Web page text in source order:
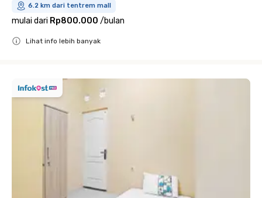
6.2 km dari tentrem mall
mulai dari Rp800.000 /bulan
Lihat info lebih banyak